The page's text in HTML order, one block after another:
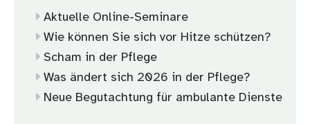
Aktuelle Online-Seminare
Wie können Sie sich vor Hitze schützen?
Scham in der Pflege
Was ändert sich 2026 in der Pflege?
Neue Begutachtung für ambulante Dienste